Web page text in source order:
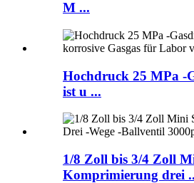
M ...
Hochdruck 25 MPa -
ist u ...
1/8 Zoll bis 3/4 Zoll
Komprimierung drei